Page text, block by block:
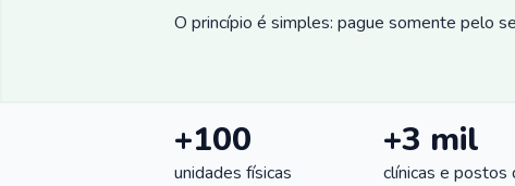
O princípio é simples: pague somente pelo
+100
unidades físicas
+3 mil
clínicas e postos